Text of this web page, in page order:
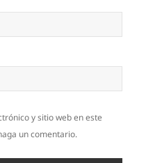
y sitio web en este
un comentario.